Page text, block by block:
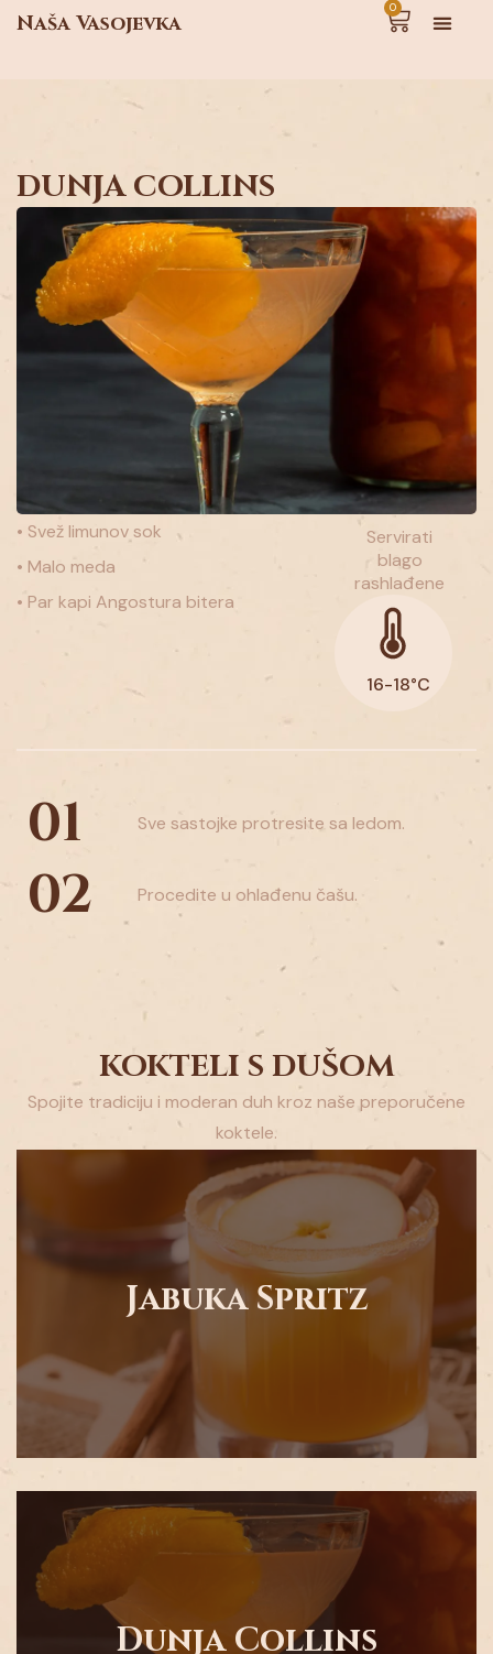
Naša Vasojevka
0
DUNJA COLLINS
• Svež limunov sok
• Malo meda
• Par kapi Angostura bitera
Servirati
blago
rashlađene
16-18°C
01 Sve sastojke protresite sa ledom.
02 Procedite u ohlađenu čašu.
KOKTELI S DUŠOM
Spojite tradiciju i moderan duh kroz naše preporučene
koktele.
Jabuka Spritz
Jabuka Spritz
• 30 ml rakije od jabuke
• Svež limunov sok
• Malo meda
• Malo meda
Sve sastojke protresite sa ledom.
Dunja Collins
• Malo meda
• Malo meda
Sve sastojke protresite sa ledom.